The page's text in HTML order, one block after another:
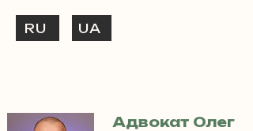
UA
RU
Адвокат Олег